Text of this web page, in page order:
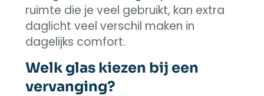
ruimte die je veel gebruikt, kan extra
daglicht veel verschil maken in
dagelijks comfort.
Welk glas kiezen bij een
vervanging?